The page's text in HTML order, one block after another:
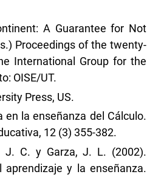
A Guarantee for Not
Proceedings of the twenty-
International Group for the
OISE/UT.
Press, US.
en la enseñanza del Cálculo.
12 (3) 355-382.
J. C. y Garza, J. L. (2002).
aprendizaje y la enseñanza.